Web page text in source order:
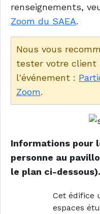
renseignements,
Zoom du SAEA.
Nous vous
tester votre client
l'événement :
Zoom.
Informations pour
personne au
le plan ci-dessous).
Cet édifice
espaces